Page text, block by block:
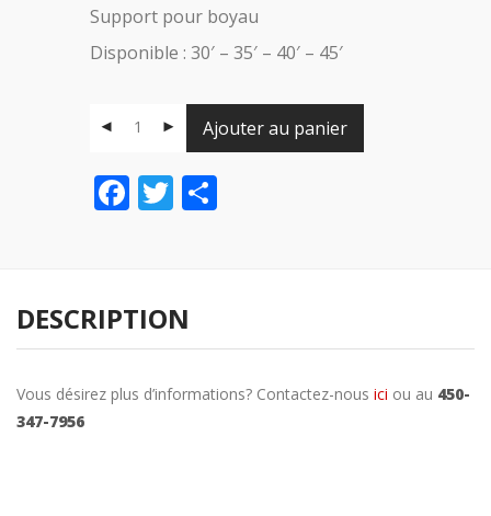
Support pour boyau
Disponible : 30′ – 35′ – 40′ – 45′
Ajouter au panier
Facebook
Twitter
Share
DESCRIPTION
Vous désirez plus d’informations? Contactez-nous ici ou au 450-
347-7956